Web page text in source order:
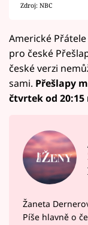
Zdroj: NBC
Americké
pro české
české verzi
sami. Přešlapy
čtvrtek od 20:15
Žaneta
Píše hlavně o